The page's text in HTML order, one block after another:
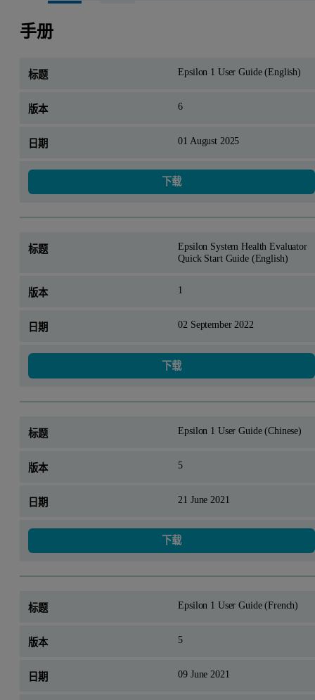
手册
Epsilon 1 User Guide (English)
6
01 August 2025
下载
Epsilon System Health Evaluator
Quick Start Guide (English)
1
02 September 2022
下载
Epsilon 1 User Guide (Chinese)
5
21 June 2021
下载
Epsilon 1 User Guide (French)
5
09 June 2021